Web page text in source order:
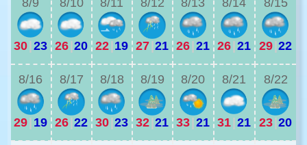
8/9
30 23
8/10
26 20
8/11
22 19
8/12
27 21
8/13
26 21
8/14
26 21
8/15
29 22
8/16
29 19
8/17
26 22
8/18
30 23
8/19
32 21
8/20
33 21
8/21
31 21
8/22
23 20